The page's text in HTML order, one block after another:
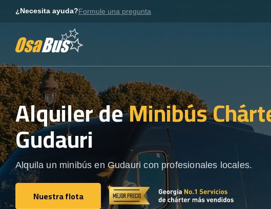
¿Necesita ayuda?Formule una pregunta
Alquiler deMinibús
Gudauri
Alquila un minibús en Gudauri con profesionales locales.
Nuestra flota